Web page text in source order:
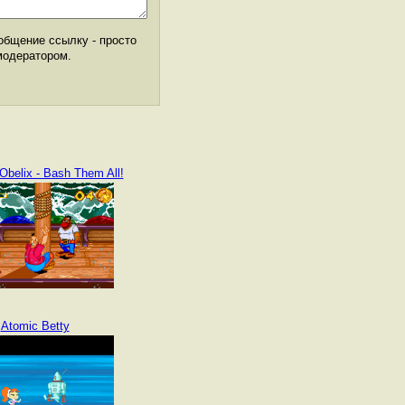
ссылку - просто
- Bash Them All!
Atomic Betty